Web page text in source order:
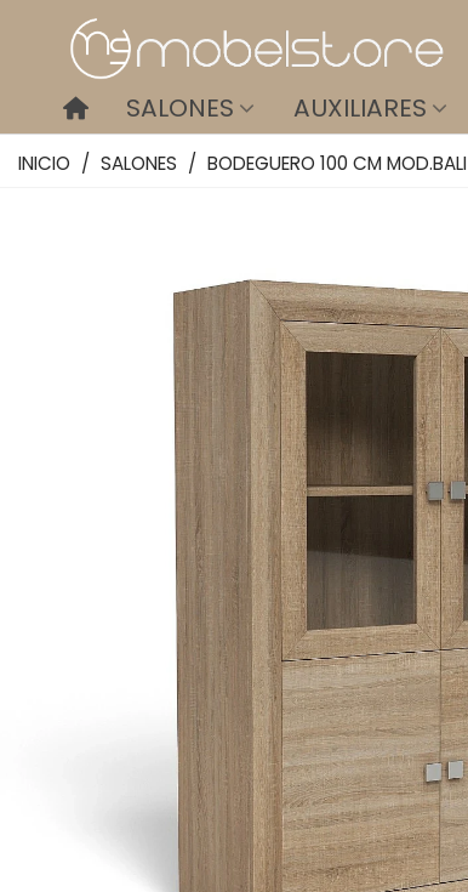
SALONES AUXILIARES
INICIO / SALONES / BODEGUERO 100 CM MOD.BALI